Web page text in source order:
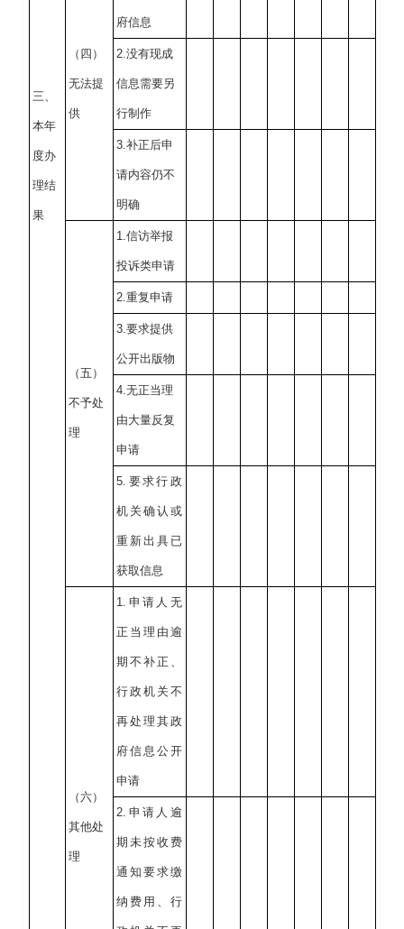
三、
本年
度办
理结
果
（四）
无法提
供
府信息
2.没有现成
信息需要另
行制作
3.补正后申
请内容仍不
明确
（五）
不予处
理
1.信访举报
投诉类申请
2.重复申请
3.要求提供
公开出版物
4.无正当理
由大量反复
申请
5.要求行政
机关确认或
重新出具已
获取信息
（六）
其他处
理
1.申请人无
正当理由逾
期不补正、
行政机关不
再处理其政
府信息公开
申请
2.申请人逾
期未按收费
通知要求缴
纳费用、行